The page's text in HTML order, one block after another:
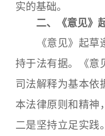
实的基础。
二、《意见》起
《意见》起草
持于法有据。《意
司法解释为基本依
本法律原则和精神
二是坚持立足实践